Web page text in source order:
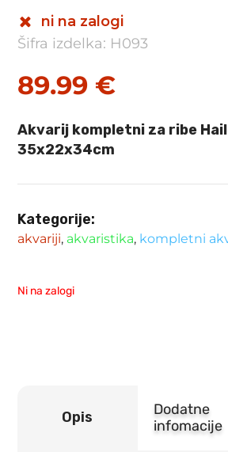
ni na zalogi
Šifra izdelka: H093
89.99 €
Akvarij kompletni za ribe
35x22x34cm
Kategorije:
akvariji, akvaristika, kompletni
Ni na zalogi
Opis
Dodatne
infomacije